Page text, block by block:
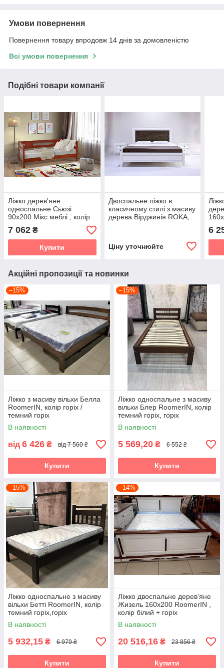
Умови повернення
Повернення товару впродовж 14 днів за домовленістю
Всі умови повернення
Подібні товари компанії
Ліжко дерев'яне
односпальне Сьюзі
90х200 Мікс меблі , колір
горіх
7 062 ₴
Купити
Двоспальне ліжко в
класичному стилі з масиву
дерева Вірджинія ROKA,
Ціну уточнюйте
бук
віск
6
Акційні пропозиції та новинки
–15%
Ліжко з масиву вільхи Белла
RoomerIN, колір горіх /
темний горіх
В наявності
від 6 426 ₴ від 7 560 ₴
Купити
–15%
Ліжко односпальне з масиву
вільхи Блер RoomerIN, колір
темний горіх, горіх
В наявності
5 569,20 ₴ 6 552 ₴
Купити
–15%
Ліжко односпальне з масиву
вільхи Бетті RoomerIN, колір
темний горіх,горіх
В наявності
5 932,15 ₴ 6 979 ₴
Купити
–14%
Ліжко двоспальне дерев'яне
Жизель 160х200 RoomerIN ,
колір білий + горіх
В наявності
20 516,16 ₴ 23 856 ₴
Купити